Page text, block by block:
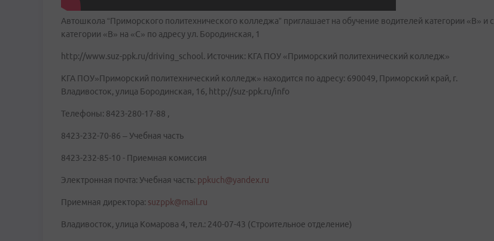
Автошкола “Приморского политехнического колледжа” приглашает на обучение водителей категории «В» и с
категории «В» на «С» по адресу ул. Бородинская, 1
http://www.suz-ppk.ru/driving_school. Источник: КГА ПОУ «Приморский политехнический колледж»
КГА ПОУ»Приморский политехнический колледж» находится по адресу: 690049, Приморский край, г.
Владивосток, улица Бородинская, 16, http://suz-ppk.ru/info
Телефоны: 8423-280-17-88 ,
8423-232-70-86 – Учебная часть
8423-232-85-10 - Приемная комиссия
Электронная почта: Учебная часть: ppkuch@yandex.ru
Приемная директора: suzppk@mail.ru
Владивосток, улица Комарова 4, тел.: 240-07-43 (Строительное отделение)